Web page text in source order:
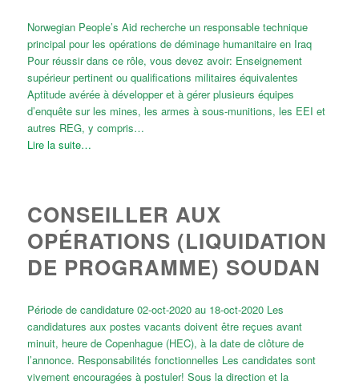
Norwegian People’s Aid recherche un responsable technique
principal pour les opérations de déminage humanitaire en Iraq
Pour réussir dans ce rôle, vous devez avoir: Enseignement
supérieur pertinent ou qualifications militaires équivalentes
Aptitude avérée à développer et à gérer plusieurs équipes
d’enquête sur les mines, les armes à sous-munitions, les EEI et
autres REG, y compris…
Lire la suite…
CONSEILLER AUX
OPÉRATIONS (LIQUIDATION
DE PROGRAMME) SOUDAN
Période de candidature 02-oct-2020 au 18-oct-2020 Les
candidatures aux postes vacants doivent être reçues avant
minuit, heure de Copenhague (HEC), à la date de clôture de
l’annonce. Responsabilités fonctionnelles Les candidates sont
vivement encouragées à postuler! Sous la direction et la